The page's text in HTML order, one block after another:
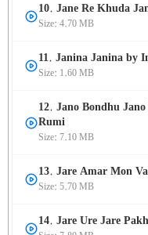
10. Jane Re Khuda
Size: 4.70 MB
11. Janina Janina by
Size: 1.60 MB
12. Jano Bondhu
Rumi
Size: 7.10 MB
13. Jare Amar Mon
Size: 5.70 MB
14. Jare Ure Jare